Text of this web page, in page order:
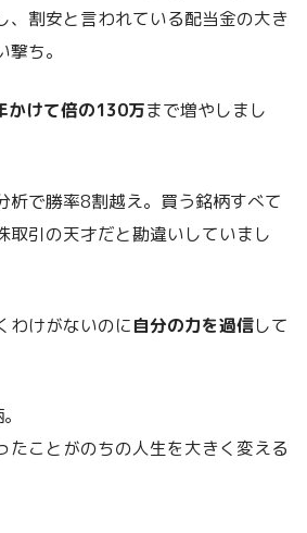
、割安と言われている配当金の大き
ち。
かけて倍の130万まで増やしまし
析で勝率8割越え。買う銘柄すべて
取引の天才だと勘違いしていまし
わけがないのに自分の力を過信して
たことがのちの人生を大きく変える